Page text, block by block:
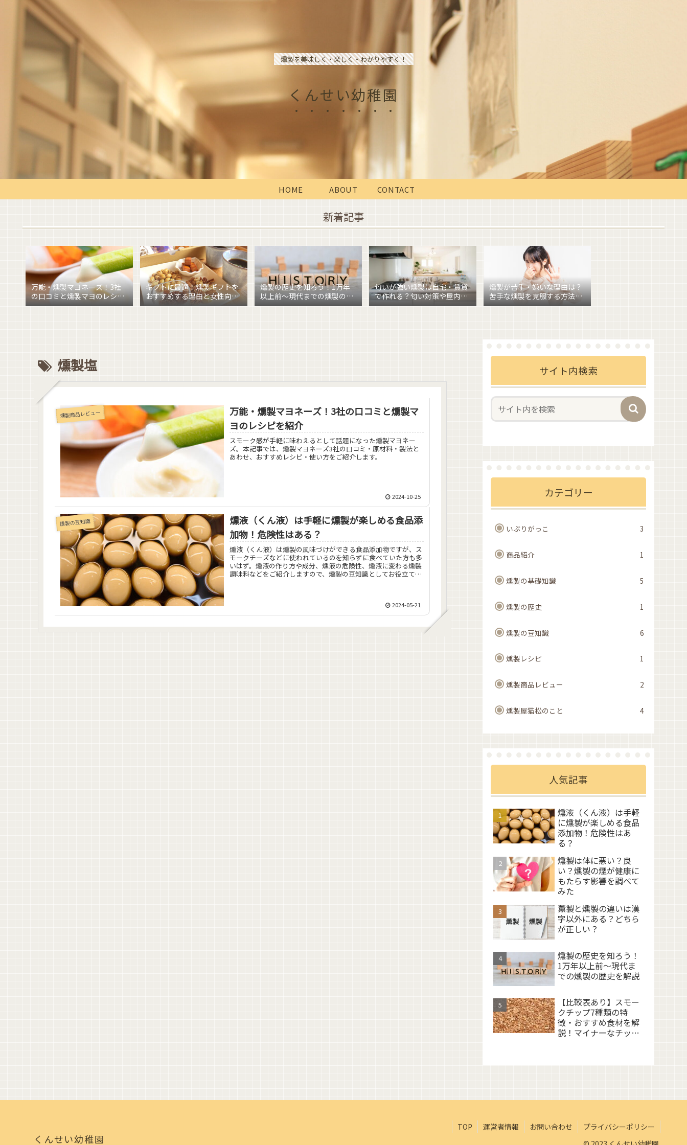
燻製を美味しく・楽しく・わかりやすく！
くんせい幼稚園
HOME ABOUT CONTACT
新着記事
万能・燻製マヨネーズ！3社
の口コミと燻製マヨのレシピ
を紹介
ギフトに最適！燻製ギフトを
おすすめする理由と女性向け
燻製ギフトを紹介
燻製の歴史を知ろう！1万年
以上前〜現代までの燻製の歴
史を解説
匂いが強い燻製は自宅・賃貸
で作れる？匂い対策や屋内燻
製のポイント
燻製が苦手・嫌いな理由は？
苦手な燻製を克服する方法も
あわせて紹介
燻製塩
燻製商品レビュー
万能・燻製マヨネーズ！3社の口コミと燻製マ
ヨのレシピを紹介
スモーク感が手軽に味わえるとして話題になった燻製マヨネー
ズ。本記事では、燻製マヨネーズ3社の口コミ・原材料・製法と
あわせ、おすすめレシピ・使い方をご紹介します。
2024-10-25
燻製の豆知識
燻液（くん液）は手軽に燻製が楽しめる食品添
加物！危険性はある？
燻液（くん液）は燻製の風味づけができる食品添加物ですが、ス
モークチーズなどに使われているのを知らずに食べていた方も多
いはず。燻液の作り方や成分、燻液の危険性、燻液に変わる燻製
調味料などをご紹介しますので、燻製の豆知識としてお役立てく
2024-05-21
サイト内検索
カテゴリー
いぶりがっこ 3
商品紹介 1
燻製の基礎知識 5
燻製の歴史 1
燻製の豆知識 6
燻製レシピ 1
燻製商品レビュー 2
燻製屋猫松のこと 4
人気記事
燻液（くん液）は手軽
に燻製が楽しめる食品
添加物！危険性はあ
る？
燻製は体に悪い？良
い？燻製の煙が健康に
もたらす影響を調べて
みた
薫製と燻製の違いは漢
字以外にある？どちら
が正しい？
燻製の歴史を知ろう！
1万年以上前〜現代ま
での燻製の歴史を解説
【比較表あり】スモー
クチップ7種類の特
徴・おすすめ食材を解
説！マイナーなチップ
くんせい幼稚園
TOP 運営者情報 お問い合わせ
プライバシーポリシー